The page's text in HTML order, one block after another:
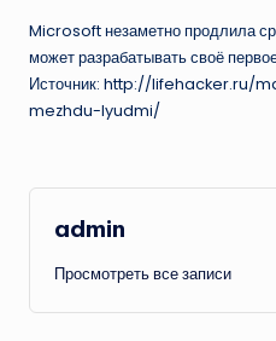
Microsoft незаметно продлила
может разрабатывать своё
Источник: http://lifehacker.ru/
mezhdu-lyudmi/
admin
Просмотреть все записи